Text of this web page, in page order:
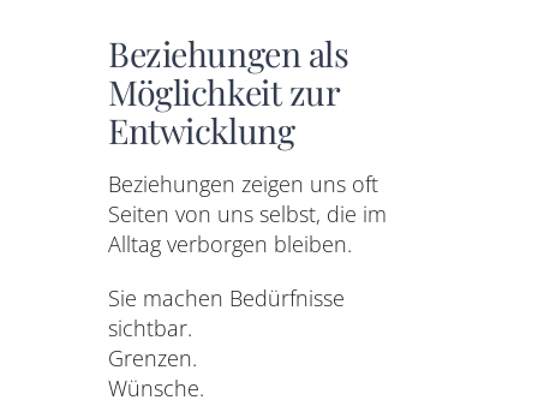
Beziehungen als
Möglichkeit zur
Entwicklung
Beziehungen zeigen uns oft
Seiten von uns selbst, die im
Alltag verborgen bleiben.
Sie machen Bedürfnisse
sichtbar.
Grenzen.
Wünsche.